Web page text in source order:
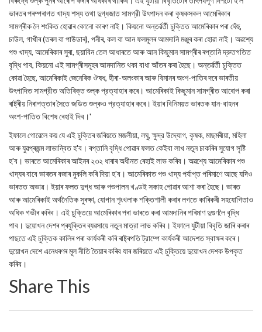
ভাৰতৰ পৰম্পৰাগত খাদ্য শস্য তথা দুগ্ধজাত সামগ্রী উৎপাদন কৰা কৃষকসকল আমেৰিকাৰ
সামগ্ৰীক লৈ শংকিত হোৱাৰ কোনো কাৰণ নাই। কিয়নো অন্তৰ্ৱর্তী চুক্তিত আমেৰিকাৰ পৰা ঘেঁহু,
চাউল, গাখীৰ (তৰল বা পাউডাৰ), পনীৰ, কল বা আন ফলমূলৰ আমদানি মঞ্জুৰ কৰা হোৱা নাই। অৱশ্যে
পশু খাদ্য, আমেৰিকাৰ সুৰা, ছয়াবিন তেল আধাৰতে আৰু আন কিছুমান সামগ্ৰীৰ ৰপ্তানি দ্রুতগতিত
বৃদ্ধি পাব, কিয়নো এই সামগ্ৰীসমূহৰ আমদানিত থকা বাধা আঁতৰ কৰা হৈছে। অন্তৰ্ৱর্তী চুক্তিত
কোৱা হৈছে, আমেৰিকাই জেনেৰিক ঔষধ, হীৰা-অলংকাৰ আৰু বিমানৰ অংশ-পাতিৰ দৰে ভাৰতীয়
উৎপাদিত সামগ্রীত অতিৰিক্ত শুল্ক প্রত্যাহাৰ কৰে। আমেৰিকাই কিছুমান সামগ্ৰীত আৰোপ কৰা
ৰাষ্ট্ৰীয় নিৰাপত্তাৰ সৈতে জডিত শুল্কও প্রত্যাহাৰ কৰে। ইয়াৰ বিনিময়ত ভাৰতক যান-বাহনৰ
অংশ-পাতিত বিশেষ ৰেহাই দিব।'
ইফালে গোৱেলে কয় যে এই চুক্তিৰ জৰিয়তে মজলীয়া, লঘু, ক্ষুদ্র উদ্যোগ, কৃষক, মাছমৰীয়া, মহিলা
আৰু যুৱপ্ৰজন্ম লাভান্বিত হ'ব। ৰপ্তানি বৃদ্ধি পোৱাৰ ফলত কেইবা লাখ নতুন চাকৰিৰ সুযোগ সৃষ্টি
হ'ব। ভাৰতে আমেৰিকাৰ আইনৰ ২৩২ ধাৰাৰ অধীনত ৰেহাই লাভ কৰিব। অৱশ্যে আমেৰিকাৰ পশু
খাদ্যৰ বাবে ভাৰতৰ বজাৰ মুকলি কৰি দিয়া হ'ব। আমেৰিকাত পশু খাদ্য পর্যাপ্ত পৰিমাণে আছে যদিও
ভাৰতত অভাৱ। ইয়াৰ ফলত দুগ্ধ আৰু পশুপালন খণ্ডই সকাহ পোৱাৰ আশা কৰা হৈছে। ভাৰত
আৰু আমেৰিকাই অৰ্থনৈতিক সুৰক্ষা, যোগান শৃংখলাক শক্তিশালী কৰাৰ লগতে কাৰিকৰী সহযোগিতাও
অধিক গভীৰ কৰিব। এই চুক্তিয়ে আমেৰিকাৰ পৰা ভাৰতে কৰা আমদানিৰ পৰিমাণ দুগুণলৈ বৃদ্ধি
পাব। দুয়োখন দেশৰ প্ৰযুক্তিৰ ব্যৱসায়ে নতুন মাত্রা লাভ কৰিব। ইফালে যুটীয়া বিবৃতি জাৰি কৰাৰ
পাছতে এই চুক্তিক কালিৰ পৰা কাৰ্যকৰী কৰি ৰাষ্ট্ৰপতি ট্রাম্পে কাৰ্যকৰী আদেশত স্বাক্ষৰ কৰে।
দুয়োখন দেশে এনেধৰণৰ মূল নীতি তৈয়াৰ কৰিব যাৰ জৰিয়তে এই চুক্তিয়ে দুয়োখন দেশক উপকৃত
কৰিব।
Share This